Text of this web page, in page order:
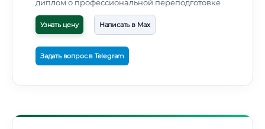
диплом о профессиональной переподготовке
Узнать цену Написать в Max
Задать вопрос в Telegram